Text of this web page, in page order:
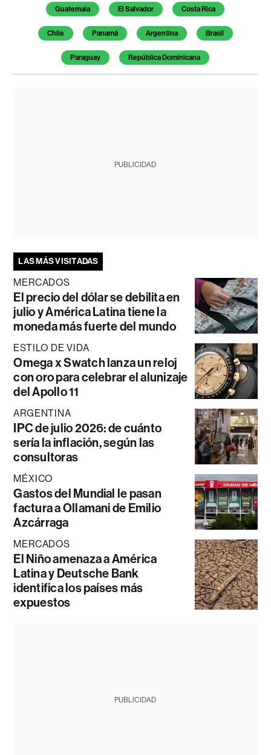
Guatemala El Salvador Costa Rica
Chile Panamá Argentina Brasil
Paraguay República Dominicana
PUBLICIDAD
LAS MÁS VISITADAS
MERCADOS
El precio del dólar se debilita en
julio y América Latina tiene la
moneda más fuerte del mundo
ESTILO DE VIDA
Omega x Swatch lanza un reloj
con oro para celebrar el alunizaje
del Apollo 11
ARGENTINA
IPC de julio 2026: de cuánto
sería la inflación, según las
consultoras
MÉXICO
Gastos del Mundial le pasan
factura a Ollamani de Emilio
Azcárraga
MERCADOS
El Niño amenaza a América
Latina y Deutsche Bank
identifica los países más
expuestos
PUBLICIDAD